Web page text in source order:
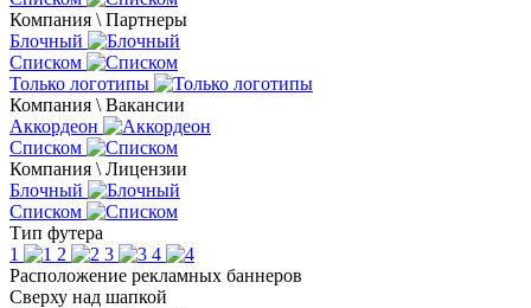
Компания \ Партнеры
Блочный
Списком
Только логотипы
Компания \ Вакансии
Аккордеон
Списком
Компания \ Лицензии
Блочный
Списком
Тип футера
1
2 3
4
Расположение рекламных баннеров
Сверху над шапкой